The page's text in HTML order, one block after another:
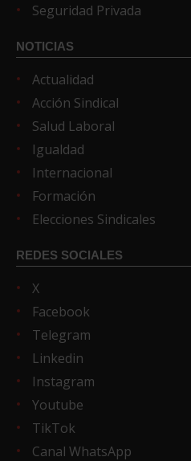
Seguridad Privada
NOTICIAS
Actualidad
Acción Sindical
Salud Laboral
Igualdad
Internacional
Formación
Elecciones Sindicales
REDES SOCIALES
X
Facebook
Telegram
Linkedin
Instagram
Youtube
TikTok
Canal WhatsApp